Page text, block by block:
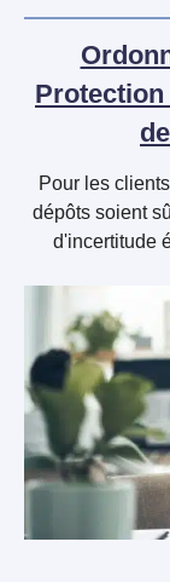
Pour les
dépôts soient
d'incertitude